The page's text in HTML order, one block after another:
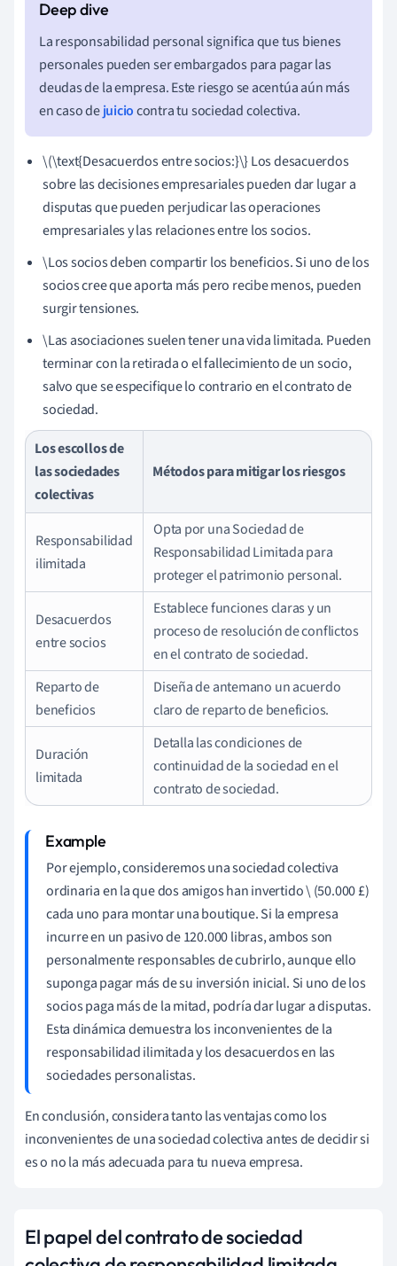
La responsabilidad personal significa que tus bienes
personales pueden ser embargados para pagar las
deudas de la empresa. Este riesgo se acentúa aún más
en caso dejuiciocontra tu sociedad colectiva.
\(\text{Desacuerdos entre socios:}\} Los desacuerdos
sobre las decisiones empresariales pueden dar lugar a
disputas que pueden perjudicar las operaciones
empresariales y las relaciones entre los socios.
\Los socios deben compartir los beneficios. Si uno de los
socios cree que aporta más pero recibe menos, pueden
surgir tensiones.
\Las asociaciones suelen tener una vida limitada. Pueden
terminar con la retirada o el fallecimiento de un socio,
salvo que se especifique lo contrario en el contrato de
sociedad.
Los escollos de
las sociedades
colectivas
Métodos para mitigar los riesgos
Responsabilidad
ilimitada
Opta por una Sociedad de
Responsabilidad Limitada para
proteger el patrimonio personal.
Desacuerdos
entre socios
Establece funciones claras y un
proceso de resolución de conflictos
en el contrato de sociedad.
Reparto de
beneficios
Diseña de antemano un acuerdo
claro de reparto de beneficios.
Duración
limitada
Detalla las condiciones de
continuidad de la sociedad en el
contrato de sociedad.
Por ejemplo, consideremos una sociedad colectiva
ordinaria en la que dos amigos han invertido \ (50.000 £)
cada uno para montar una boutique. Si la empresa
incurre en un pasivo de 120.000 libras, ambos son
personalmente responsables de cubrirlo, aunque ello
suponga pagar más de su inversión inicial. Si uno de los
socios paga más de la mitad, podría dar lugar a disputas.
Esta dinámica demuestra los inconvenientes de la
responsabilidad ilimitada y los desacuerdos en las
sociedades personalistas.
En conclusión, considera tanto las ventajas como los
inconvenientes de una sociedad colectiva antes de decidir si
es o no la más adecuada para tu nueva empresa.
El papel del contrato de sociedad